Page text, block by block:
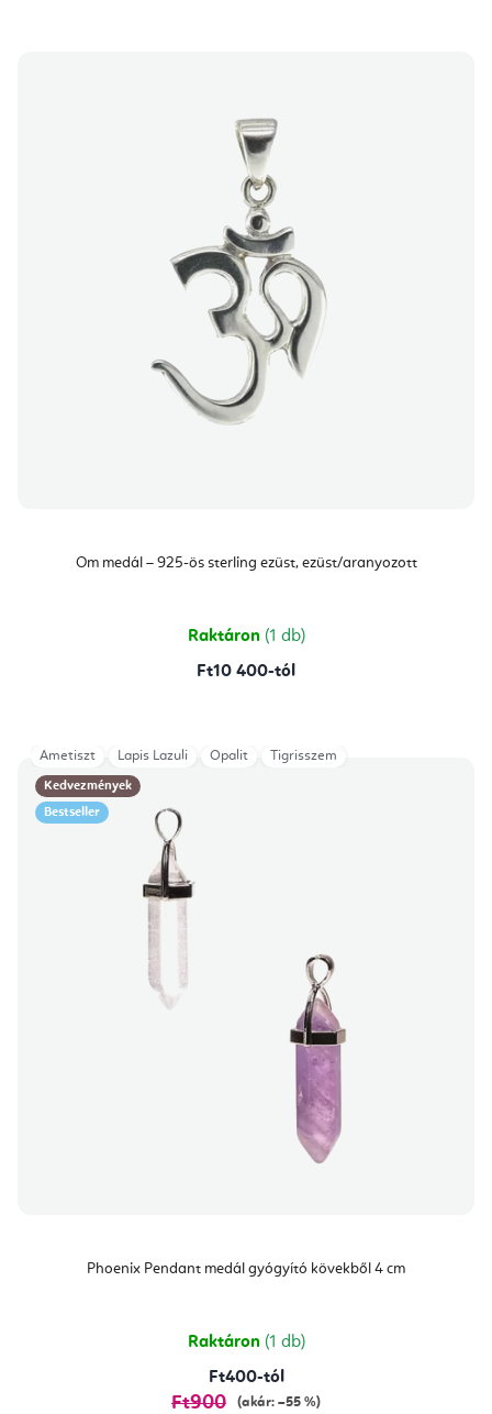
Om medál – 925-ös sterling ezüst, ezüst/aranyozott
Raktáron (1 db)
Ft10 400-tól
Kedvezmények
Bestseller
Phoenix Pendant medál gyógyító kövekből 4 cm
Raktáron (1 db)
Ft400-tól
Ft900 (akár: –55 %)
Ametiszt Lapis Lazuli Opalit Tigrisszem